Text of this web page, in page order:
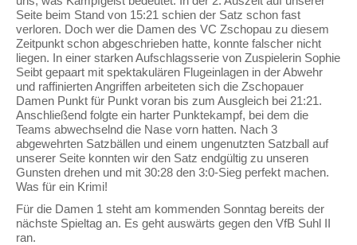
Seite beim Stand von 15:21 schien der Satz schon fast
verloren. Doch wer die Damen des VC Zschopau zu diesem
Zeitpunkt schon abgeschrieben hatte, konnte falscher nicht
liegen. In einer starken Aufschlagsserie von Zuspielerin Sophie
Seibt gepaart mit spektakulären Flugeinlagen in der Abwehr
und raffinierten Angriffen arbeiteten sich die Zschopauer
Damen Punkt für Punkt voran bis zum Ausgleich bei 21:21.
Anschließend folgte ein harter Punktekampf, bei dem die
Teams abwechselnd die Nase vorn hatten. Nach 3
abgewehrten Satzbällen und einem ungenutzten Satzball auf
unserer Seite konnten wir den Satz endgültig zu unseren
Gunsten drehen und mit 30:28 den 3:0-Sieg perfekt machen.
Was für ein Krimi!
Für die Damen 1 steht am kommenden Sonntag bereits der
nächste Spieltag an. Es geht auswärts gegen den VfB Suhl II
ran.